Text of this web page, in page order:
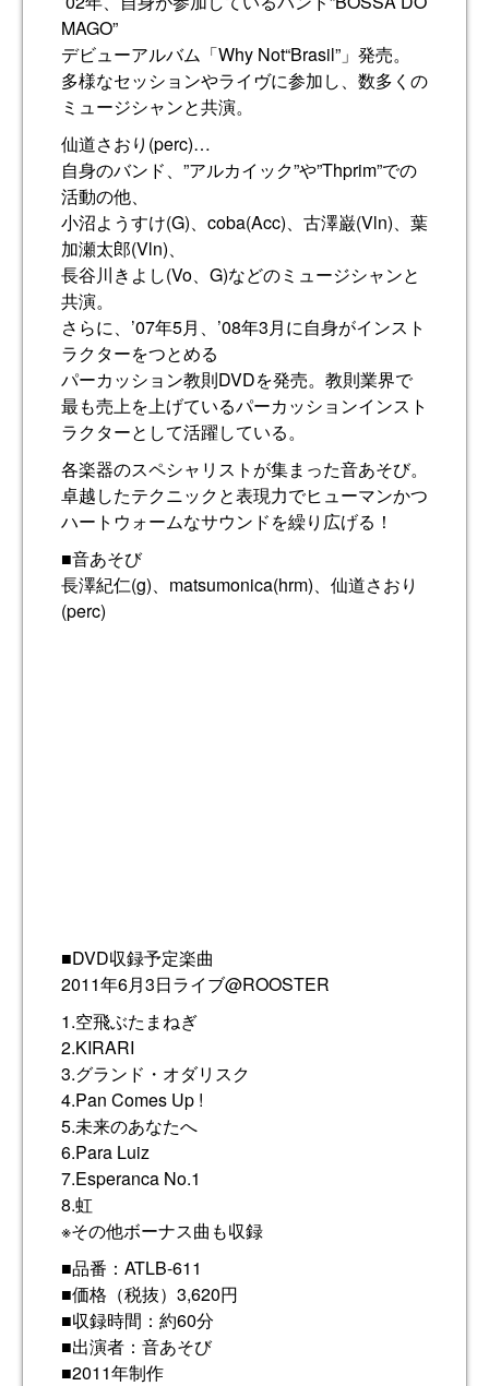
MAGO”
デビューアルバム「Why Not“Brasil”」発売。
多様なセッションやライヴに参加し、数多くの
ミュージシャンと共演。
仙道さおり(perc)…
自身のバンド、”アルカイック”や”Thprim”での
活動の他、
小沼ようすけ(G)、coba(Acc)、古澤巌(Vln)、葉
加瀬太郎(Vln)、
長谷川きよし(Vo、G)などのミュージシャンと
共演。
さらに、’07年5月、’08年3月に自身がインスト
ラクターをつとめる
パーカッション教則DVDを発売。教則業界で
最も売上を上げているパーカッションインスト
ラクターとして活躍している。
各楽器のスペシャリストが集まった音あそび。
卓越したテクニックと表現力でヒューマンかつ
ハートウォームなサウンドを繰り広げる！
■音あそび
長澤紀仁(g)、matsumonica(hrm)、仙道さおり
(perc)
■DVD収録予定楽曲
2011年6月3日ライブ@ROOSTER
1.空飛ぶたまねぎ
2.KIRARI
3.グランド・オダリスク
4.Pan Comes Up !
5.未来のあなたへ
6.Para Luiz
7.Esperanca No.1
8.虹
※その他ボーナス曲も収録
■品番：ATLB-611
■価格（税抜）3,620円
■収録時間：約60分
■出演者：音あそび
■2011年制作